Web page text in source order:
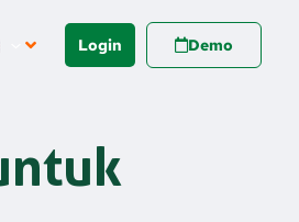
Login Demo